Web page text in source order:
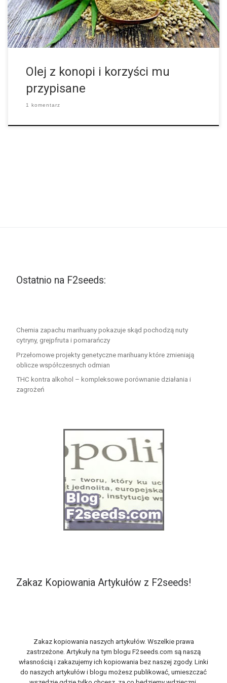
narzędziem w walce ze starzeniem się. Ze względu na naturalnie
wysoki poziom kwasów tłuszczowych omega 3 […]
Olej z konopi i korzyści mu
przypisane
1 komentarz
Ostatnio na F2seeds:
Chemia zapachu marihuany pokazuje skąd pochodzą nuty
cytryny, grejpfruta i pomarańczy
Przełomowe projekty genetyczne marihuany które zmieniają
oblicze współczesnych odmian
THC kontra alkohol – kompleksowe porównanie działania i
zagrożeń
Zakaz Kopiowania Artykułów z F2seeds!
Zakaz kopiowania naszych artykułów. Wszelkie prawa
zastrzeżone. Artykuły na tym blogu F2seeds.com są naszą
własnością i zakazujemy ich kopiowania bez naszej zgody. Linki
do naszych artykułów i blogu możesz publikować, umieszczać